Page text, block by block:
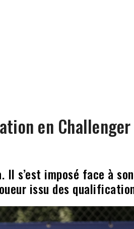
en
Il s’est imposé face à
issu des